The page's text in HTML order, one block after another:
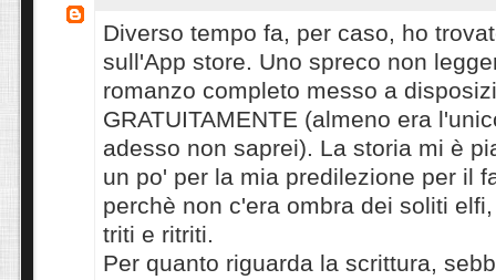
Diverso tempo fa, per caso, ho
sull'App store. Uno spreco non
romanzo completo messo a
GRATUITAMENTE (almeno era
adesso non saprei). La storia mi è
un po' per la mia predilezione per il
perchè non c'era ombra dei soliti
triti e ritriti.
Per quanto riguarda la scrittura,